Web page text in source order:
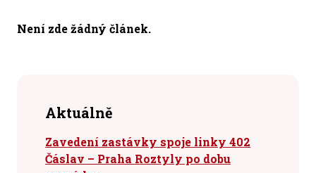
Není zde žádný článek.
Aktuálně
Zavedení zastávky spoje linky 402
Čáslav – Praha Roztyly po dobu